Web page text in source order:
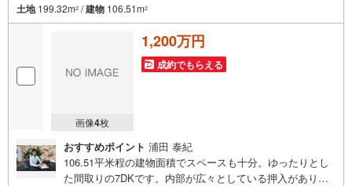
土地199.32m2 /建物 106.51m2
画像4枚
1,200万円
成約でもらえる
おすすめポイント 浦田 泰紀
106.51平米程の建物面積でスペースも十分。ゆったりとし
た間取りの7DKです。内部が広々としている押入があり、